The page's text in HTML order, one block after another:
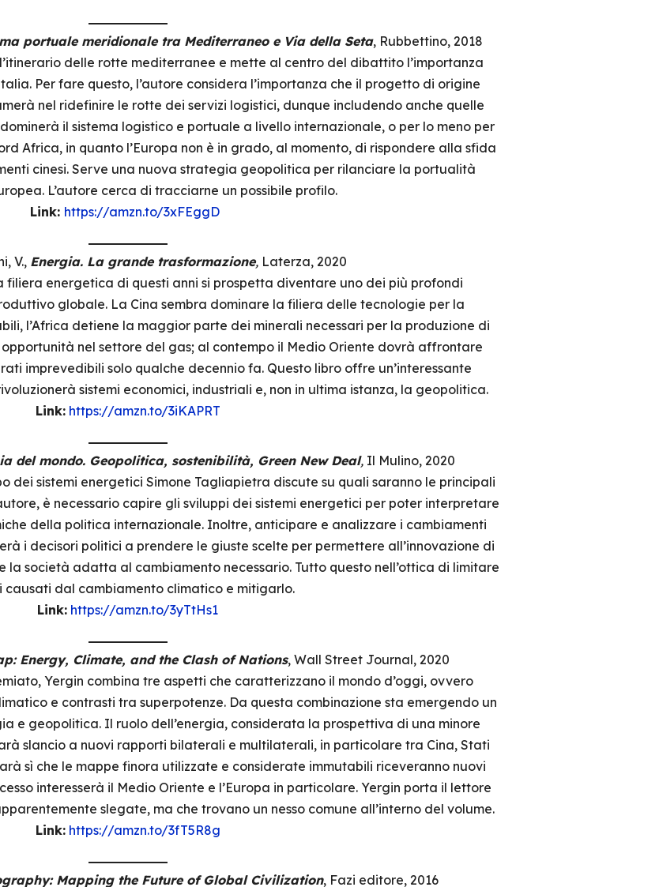
portuale meridionale tra Mediterraneo e Via della Seta, Rubbettino, 2018
delle rotte mediterranee e mette al centro del dibattito l’importanza
Per fare questo, l’autore considera l’importanza che il progetto di origine
nel ridefinire le rotte dei servizi logistici, dunque includendo anche quelle
il sistema logistico e portuale a livello internazionale, o per lo meno per
Africa, in quanto l’Europa non è in grado, al momento, di rispondere alla sfida
cinesi. Serve una nuova strategia geopolitica per rilanciare la portualità
L’autore cerca di tracciarne un possibile profilo.
Link: https://amzn.to/3xFEggD
V., Energia. La grande trasformazione, Laterza, 2020
energetica di questi anni si prospetta diventare uno dei più profondi
globale. La Cina sembra dominare la filiera delle tecnologie per la
l’Africa detiene la maggior parte dei minerali necessari per la produzione di
nel settore del gas; al contempo il Medio Oriente dovrà affrontare
imprevedibili solo qualche decennio fa. Questo libro offre un’interessante
sistemi economici, industriali e, non in ultima istanza, la geopolitica.
Link: https://amzn.to/3iKAPRT
del mondo. Geopolitica, sostenibilità, Green New Deal, Il Mulino, 2020
dei sistemi energetici Simone Tagliapietra discute su quali saranno le principali
è necessario capire gli sviluppi dei sistemi energetici per poter interpretare
della politica internazionale. Inoltre, anticipare e analizzare i cambiamenti
i decisori politici a prendere le giuste scelte per permettere all’innovazione di
società adatta al cambiamento necessario. Tutto questo nell’ottica di limitare
causati dal cambiamento climatico e mitigarlo.
Link: https://amzn.to/3yTtHs1
Energy, Climate, and the Clash of Nations, Wall Street Journal, 2020
Yergin combina tre aspetti che caratterizzano il mondo d’oggi, ovvero
e contrasti tra superpotenze. Da questa combinazione sta emergendo un
e geopolitica. Il ruolo dell’energia, considerata la prospettiva di una minore
slancio a nuovi rapporti bilaterali e multilaterali, in particolare tra Cina, Stati
sì che le mappe finora utilizzate e considerate immutabili riceveranno nuovi
interesserà il Medio Oriente e l’Europa in particolare. Yergin porta il lettore
slegate, ma che trovano un nesso comune all’interno del volume.
Link: https://amzn.to/3fT5R8g
Mapping the Future of Global Civilization, Fazi editore, 2016